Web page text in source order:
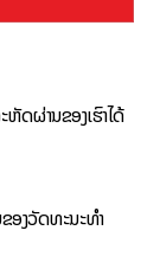
ດຜ່ານຂອງເຮົາໄດ້
ອງວັດທະນະທຳ